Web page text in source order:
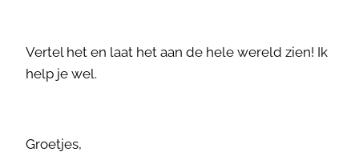
Vertel het en laat het aan de hele wereld zien! Ik
help je wel.
Groetjes,